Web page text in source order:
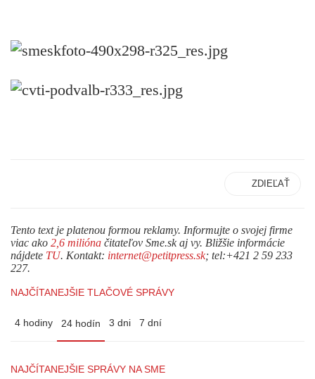
ZDIEĽAŤ
Tento text je platenou formou reklamy. Informujte o svojej firme
viac ako 2,6 milióna čitateľov Sme.sk aj vy. Bližšie informácie
nájdete TU. Kontakt: internet@petitpress.sk; tel:+421 2 59 233
227.
NAJČÍTANEJŠIE TLAČOVÉ SPRÁVY
4 hodiny 24 hodín 3 dni 7 dní
NAJČÍTANEJŠIE SPRÁVY NA SME